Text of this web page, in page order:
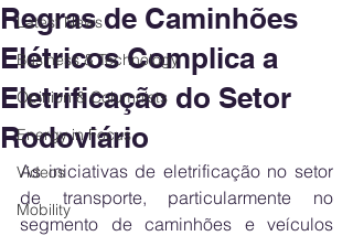
Latest News
Business & Technology
Opinion & Columnists
Energy in Focus
Videos
Mobility
Regras de Caminhões
Elétricos Complica a
Eletrificação do Setor
Rodoviário
As iniciativas de eletrificação no setor
de transporte, particularmente no
segmento de caminhões e veículos